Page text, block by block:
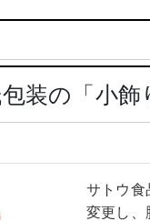
装の「小飾
サトウ食
変更し、